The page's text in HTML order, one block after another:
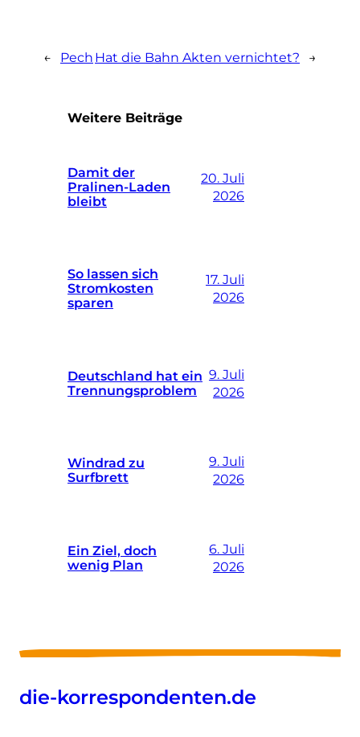
← Pech Hat die Bahn Akten vernichtet? →
Weitere Beiträge
Damit der
Pralinen-Laden
bleibt
20. Juli
2026
So lassen sich
Stromkosten
sparen
17. Juli
2026
Deutschland hat ein
Trennungsproblem
9. Juli
2026
Windrad zu
Surfbrett
9. Juli
2026
Ein Ziel, doch
wenig Plan
6. Juli
2026
die-korrespondenten.de